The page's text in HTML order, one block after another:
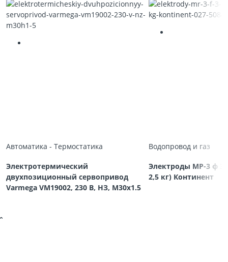
Автоматика - Термостатика
Электротермический
двухпозиционный сервопривод
Varmega VM19002, 230 В, НЗ, M30х1.5
Водопровод и газ
Электроды МР-3 ф
2,5 кг) Континент